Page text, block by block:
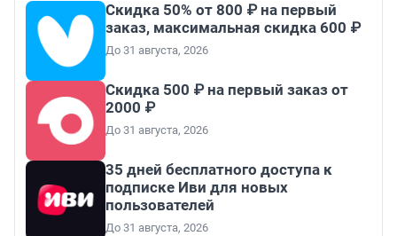
Скидка 50% от 800 ₽ на первый
заказ, максимальная скидка 600 ₽
До 31 августа, 2026
Скидка 500 ₽ на первый заказ от
2000 ₽
До 31 августа, 2026
35 дней бесплатного доступа к
подписке Иви для новых
пользователей
До 31 августа, 2026